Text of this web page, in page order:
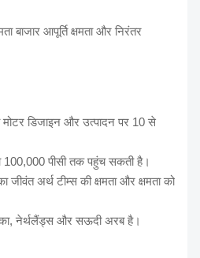
बाजार आपूर्ति क्षमता और निरंतर
डिजाइन और उत्पादन पर 10 से
100,000 पीसी तक पहुंच सकती है।
अर्थ टीम्स की क्षमता और क्षमता को
नेर्थलैंड्स और सऊदी अरब है।